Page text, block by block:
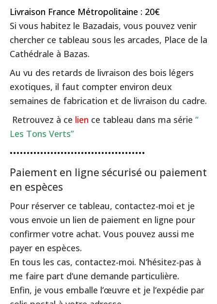
Livraison France Métropolitaine : 20€
Si vous habitez le Bazadais, vous pouvez venir
chercher ce tableau sous les arcades, Place de la
Cathédrale à Bazas.
Au vu des retards de livraison des bois légers
exotiques, il faut compter environ deux
semaines de fabrication et de livraison du cadre.
Retrouvez à ce lien ce tableau dans ma série “
Les Tons Verts”
••••••••••••••••••••••••••••••••••••••••
Paiement en ligne sécurisé ou paiement
en espèces
Pour réserver ce tableau, contactez-moi et je
vous envoie un lien de paiement en ligne pour
confirmer votre achat. Vous pouvez aussi me
payer en espèces.
En tous les cas, contactez-moi. N‘hésitez-pas à
me faire part d‘une demande particulière.
Enfin, je vous emballe l‘œuvre et je l‘expédie par